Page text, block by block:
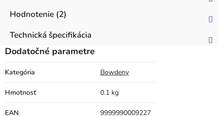
Hodnotenie (2)
Technická špecifikácia
Dodatočné parametre
Kategória Bowdeny
Hmotnosť 0.1 kg
EAN 9999990009227